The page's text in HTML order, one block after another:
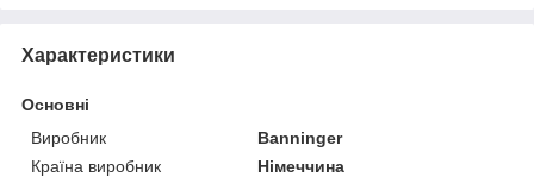
Характеристики
Основні
Виробник
Banninger
Країна виробник
Німеччина